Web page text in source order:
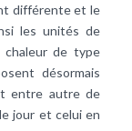
différente et le
les unités de
chaleur de type
désormais
entre autre de
jour et celui en